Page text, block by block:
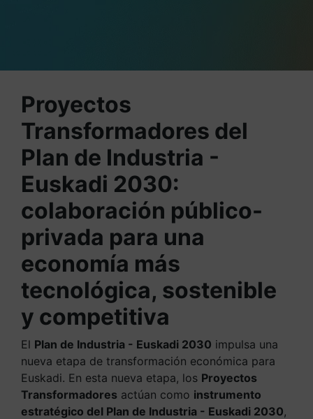
Proyectos
Transformadores del
Plan de Industria -
Euskadi 2030:
colaboración público-
privada para una
economía más
tecnológica, sostenible
y competitiva
El Plan de Industria - Euskadi 2030 impulsa una
nueva etapa de transformación económica para
Euskadi. En esta nueva etapa, los Proyectos
Transformadores actúan como instrumento
estratégico del Plan de Industria - Euskadi 2030,